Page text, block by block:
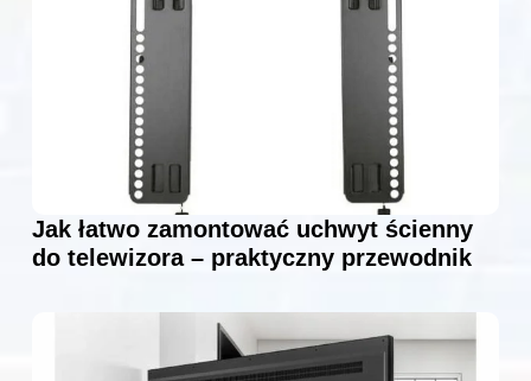
Jak łatwo zamontować uchwyt ścienny
do telewizora – praktyczny przewodnik